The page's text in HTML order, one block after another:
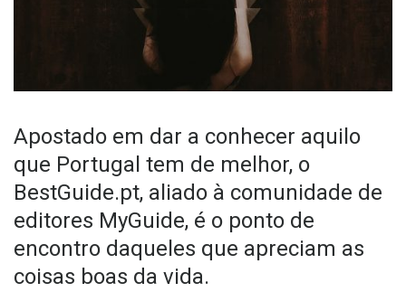
Apostado em dar a conhecer aquilo
que Portugal tem de melhor, o
BestGuide.pt, aliado à comunidade de
editores MyGuide, é o ponto de
encontro daqueles que apreciam as
coisas boas da vida.